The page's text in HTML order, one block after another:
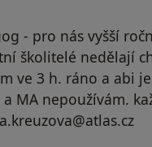
- pro nás vyšší
školitelé nedělají
ve 3 h. ráno a abi
MA nepoužívám.